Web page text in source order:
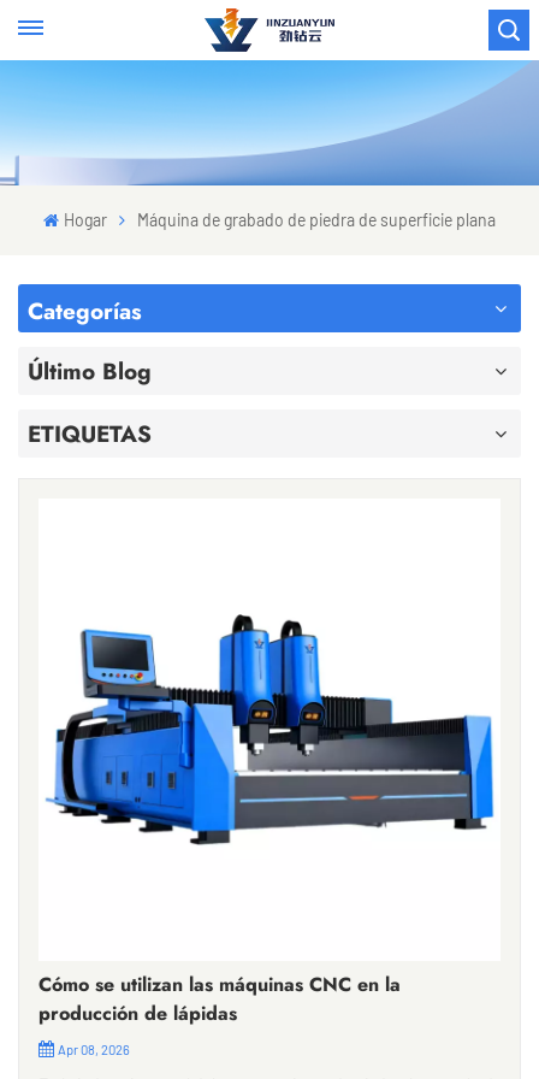
Hogar Máquina de grabado de piedra de superficie plana
Categorías
Último Blog
ETIQUETAS
Cómo se utilizan las máquinas CNC en la
producción de lápidas
Apr 08, 2026